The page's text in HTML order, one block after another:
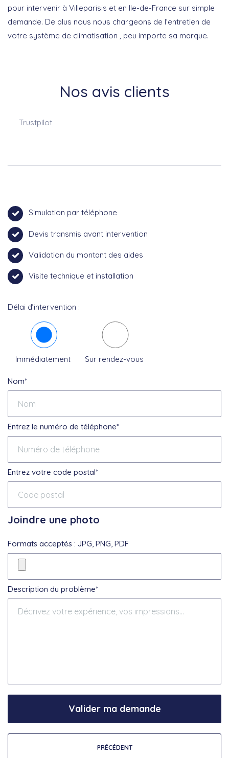
pour intervenir à Villeparisis et en Ile-de-France sur simple
demande. De plus nous nous chargeons de l’entretien de
votre système de climatisation , peu importe sa marque.
Nos avis clients
Trustpilot
Simulation par téléphone
Devis transmis avant intervention
Validation du montant des aides
Visite technique et installation
Délai d’intervention :
Immédiatement Sur rendez-vous
Nom*
Entrez le numéro de téléphone*
Entrez votre code postal*
Joindre une photo
Formats acceptés : JPG, PNG, PDF
Description du problème*
PRÉCÉDENT
Valider ma demande